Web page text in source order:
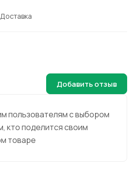
Доставка
пользователям с выбором
кто поделится своим
товаре
Добавить отзыв